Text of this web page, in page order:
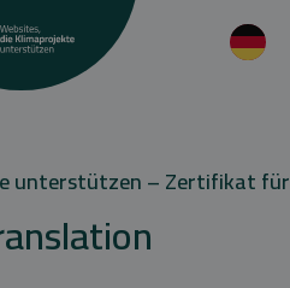
unterstützen – Zertifikat für